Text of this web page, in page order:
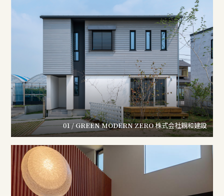
01 / GREEN MODERN ZERO株式会社親和建設